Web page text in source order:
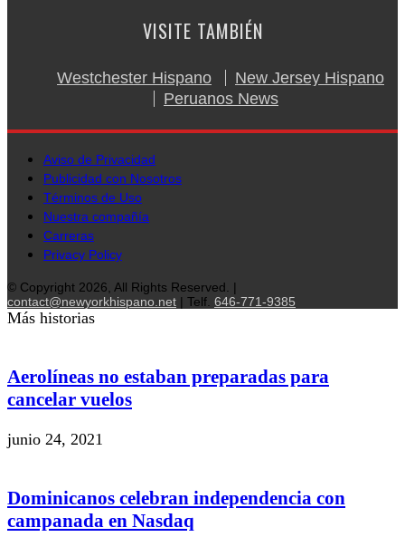
VISITE TAMBIÉN
Westchester Hispano
New Jersey Hispano
Peruanos News
Aviso de Privacidad
Publicidad con Nosotros
Términos de Uso
Nuestra compañía
Carreras
Privacy Policy
© Copyright 2026, All Rights Reserved. |
contact@newyorkhispano.net | Telf. 646-771-9385
Más historias
Aerolíneas no estaban preparadas para
cancelar vuelos
junio 24, 2021
Dominicanos celebran independencia con
campanada en Nasdaq